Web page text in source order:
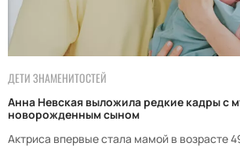
ДЕТИ ЗНАМЕНИТОСТЕЙ
Анна Невская выложила редкие кадры с
новорожденным сыном
Актриса впервые стала мамой в возрасте